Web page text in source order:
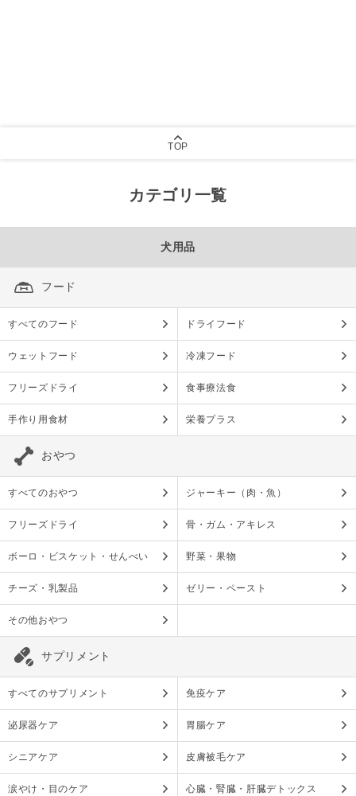
TOP
カテゴリ一覧
犬用品
フード
すべてのフード ドライフード
ウェットフード 冷凍フード
フリーズドライ 食事療法食
手作り用食材 栄養プラス
おやつ
すべてのおやつ ジャーキー（肉・魚）
フリーズドライ 骨・ガム・アキレス
ボーロ・ビスケット・せんべい 野菜・果物
チーズ・乳製品 ゼリー・ペースト
その他おやつ
サプリメント
すべてのサプリメント 免疫ケア
泌尿器ケア 胃腸ケア
シニアケア 皮膚被毛ケア
涙やけ・目のケア 心臓・腎臓・肝臓デトックス